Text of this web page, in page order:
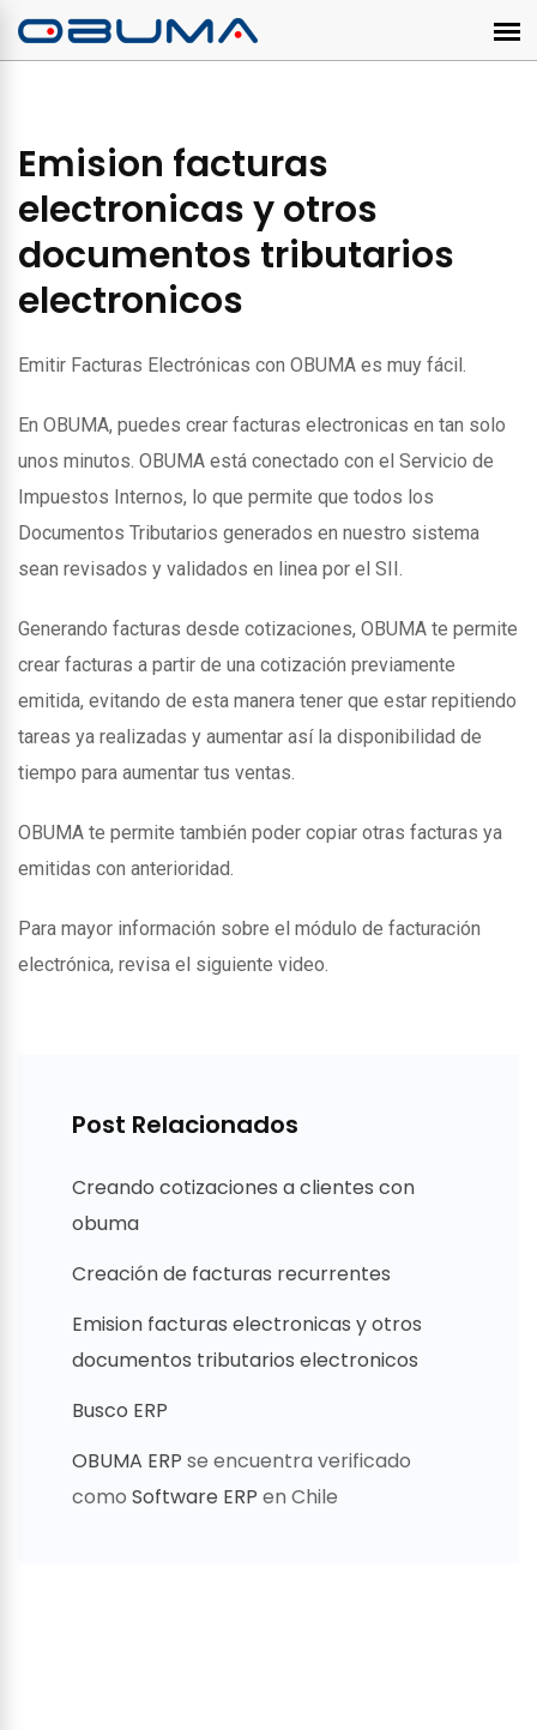
Emision facturas
electronicas y otros
documentos tributarios
electronicos
Emitir Facturas Electrónicas con OBUMA es muy fácil.
En OBUMA, puedes crear facturas electronicas en tan solo
unos minutos. OBUMA está conectado con el Servicio de
Impuestos Internos, lo que permite que todos los
Documentos Tributarios generados en nuestro sistema
sean revisados y validados en linea por el SII.
Generando facturas desde cotizaciones, OBUMA te permite
crear facturas a partir de una cotización previamente
emitida, evitando de esta manera tener que estar repitiendo
tareas ya realizadas y aumentar así la disponibilidad de
tiempo para aumentar tus ventas.
OBUMA te permite también poder copiar otras facturas ya
emitidas con anterioridad.
Para mayor información sobre el módulo de facturación
electrónica, revisa el siguiente video.
Post Relacionados
Creando cotizaciones a clientes con
obuma
Creación de facturas recurrentes
Emision facturas electronicas y otros
documentos tributarios electronicos
Busco ERP
OBUMA ERP se encuentra verificado
como Software ERP en Chile